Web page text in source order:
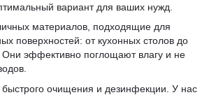
вариант для ваших нужд.
материалов, подходящие для
поверхностей: от кухонных столов до
Они эффективно поглощают влагу и не
быстрого очищения и дезинфекции. У нас